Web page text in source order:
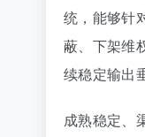
统，能够针
蔽、下架维
续稳定输出
成熟稳定、